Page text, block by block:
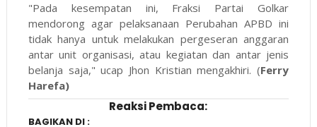
"Pada kesempatan ini, Fraksi Partai Golkar
mendorong agar pelaksanaan Perubahan APBD ini
tidak hanya untuk melakukan pergeseran anggaran
antar unit organisasi, atau kegiatan dan antar jenis
belanja saja," ucap Jhon Kristian mengakhiri. (Ferry
Harefa)
Reaksi Pembaca:
BAGIKAN DI :